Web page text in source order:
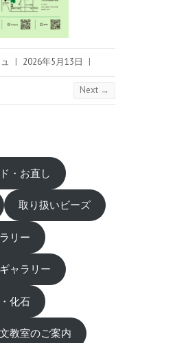
| 2026年5月13日 |
Next →
・お直し
取り扱いビーズ
リー
ャラリー
化石
教室のご案内